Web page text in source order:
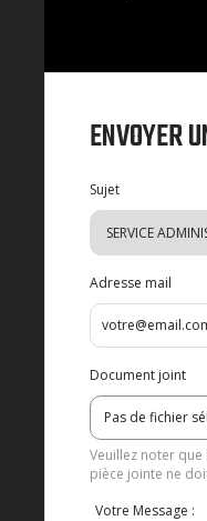
ENVOYER
Sujet
Adresse mail
Document joint
Veuillez noter
pièce jointe ne
Votre Message :